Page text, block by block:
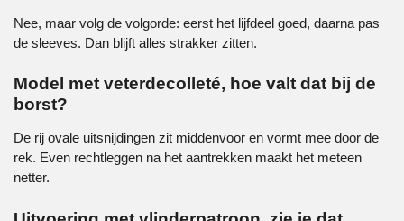
Nee, maar volg de volgorde: eerst het lijfdeel goed, daarna pas
de sleeves. Dan blijft alles strakker zitten.
Model met veterdecolleté, hoe valt dat bij de
borst?
De rij ovale uitsnijdingen zit middenvoor en vormt mee door de
rek. Even rechtleggen na het aantrekken maakt het meteen
netter.